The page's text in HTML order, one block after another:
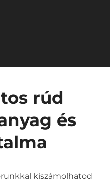
rúd
és
kiszámolhatod